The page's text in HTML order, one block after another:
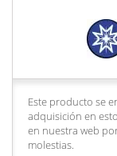
Este producto se
adquisición en
en nuestra web
molestias.